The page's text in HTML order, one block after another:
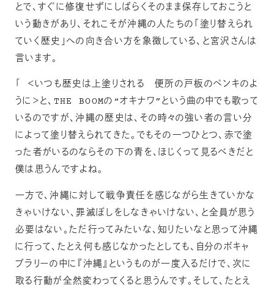
とで、すぐに修復せずにしばらくそのまま保存しておこうと
いう動きがあり、それこそが沖縄の人たちの「塗り替えられ
ていく歴史」への向き合い方を象徴している、と宮沢さんは
言います。
「 ＜いつも歴史は上塗りされる 便所の戸板のペンキのよ
うに＞と、THE BOOMの“オキナワ”という曲の中でも歌って
いるのですが、沖縄の歴史は、その時々の強い者の言い分
によって塗り替えられてきた。でもその一つひとつ、赤で塗
った者がいるのならその下の青を、ほじくって見るべきだと
僕は思うんですよね。
一方で、沖縄に対して戦争責任を感じながら生きていかな
きゃいけない、罪滅ぼしをしなきゃいけない、と全員が思う
必要はない。ただ行ってみたいな、知りたいなと思って沖縄
に行って、たとえ何も感じなかったとしても、自分のボキャ
ブラリーの中に『沖縄』というものが一度入るだけで、次に
取る行動が全然変わってくると思うんです。そして、たとえ